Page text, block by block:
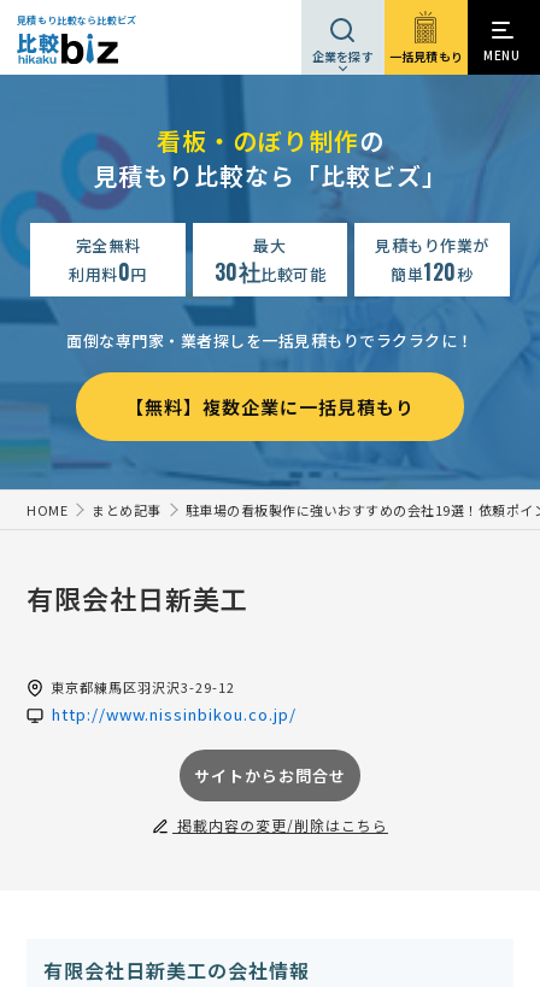
見積もり比較なら比較ビズ
企業を探す 一括見積もり MENU
看板・のぼり制作の
見積もり比較なら「比較ビズ」
完全無料
利用料0円
最大
30社比較可能
見積もり作業が
簡単120秒
面倒な専門家・業者探しを一括見積もりでラクラクに！
【無料】複数企業に一括見積もり
HOME まとめ記事 駐車場の看板製作に強いおすすめの会社19選！依頼ポ
有限会社日新美工
東京都練馬区羽沢沢3-29-12
http://www.nissinbikou.co.jp/
サイトからお問合せ
掲載内容の変更/削除はこちら
有限会社日新美工の会社情報